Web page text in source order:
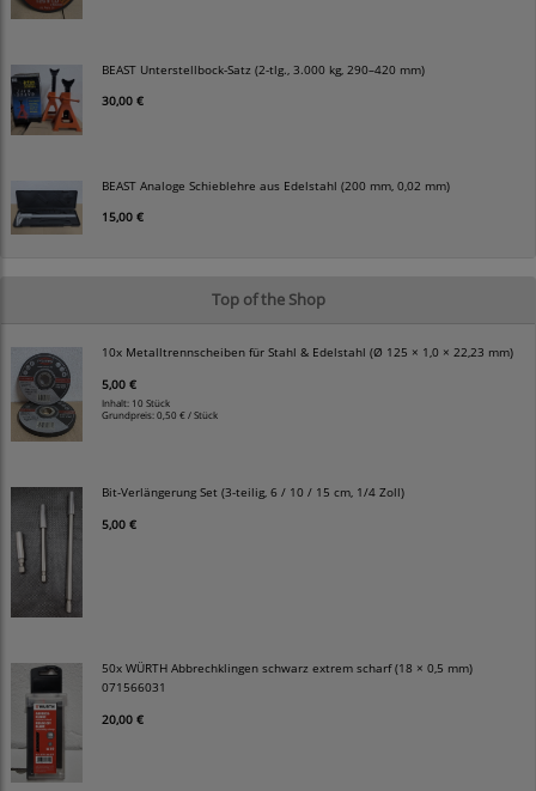
BEAST Unterstellbock-Satz (2-tlg., 3.000 kg, 290–420 mm)
30,00 €
BEAST Analoge Schieblehre aus Edelstahl (200 mm, 0,02 mm)
15,00 €
Top of the Shop
10x Metalltrennscheiben für Stahl & Edelstahl (Ø 125 × 1,0 × 22,23 mm)
5,00 €
Inhalt: 10 Stück
Grundpreis:0,50 € / Stück
Bit-Verlängerung Set (3-teilig, 6 / 10 / 15 cm, 1/4 Zoll)
5,00 €
50x WÜRTH Abbrechklingen schwarz extrem scharf (18 × 0,5 mm)
071566031
20,00 €